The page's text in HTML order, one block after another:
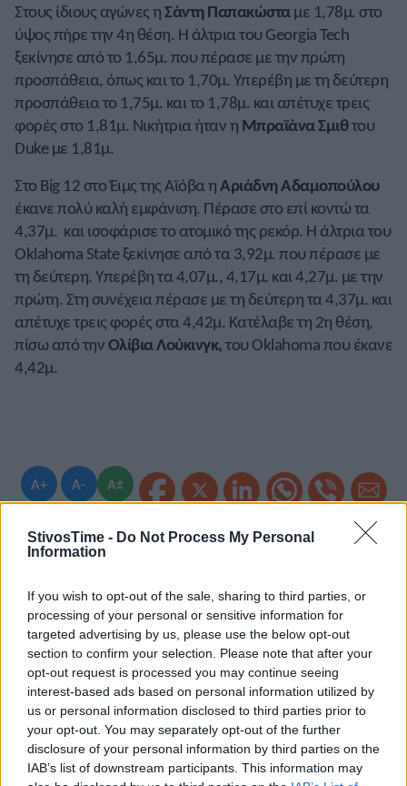
StivosTime - Do Not Process My Personal
Information
If you wish to opt-out of the sale, sharing to third parties, or
processing of your personal or sensitive information for
targeted advertising by us, please use the below opt-out
section to confirm your selection. Please note that after your
opt-out request is processed you may continue seeing
interest-based ads based on personal information utilized by
us or personal information disclosed to third parties prior to
your opt-out. You may separately opt-out of the further
disclosure of your personal information by third parties on the
IAB’s list of downstream participants. This information may
A+ A- A±
Στους ίδιους αγώνες ηΣάντη Παπακώσταμε 1,78μ. στο
ύψος πήρε την 4η θέση. Η άλτρια του Georgia Tech
ξεκίνησε από το 1,65μ. που πέρασε με την πρώτη
προσπάθεια, όπως και το 1,70μ. Υπερέβη με τη δεύτερη
προσπάθεια το 1,75μ. και το 1,78μ. και απέτυχε τρεις
φορές στο 1,81μ. Νικήτρια ήταν η Μπραϊάνα Σμιθτου
Duke με 1,81μ.
Στο Big 12 στο Έιμς της Αϊόβα ηΑριάδνη Αδαμοπούλου
έκανε πολύ καλή εμφάνιση. Πέρασε στο επί κοντώ τα
4,37μ. και ισοφάρισε το ατομικό της ρεκόρ. Η άλτρια του
Oklahoma State ξεκίνησε από τα 3,92μ. που πέρασε με
τη δεύτερη. Υπερέβη τα 4,07μ., 4,17μ. και 4,27μ. με την
πρώτη. Στη συνέχεια πέρασε με τη δεύτερη τα 4,37μ. και
απέτυχε τρεις φορές στα 4,42μ. Κατέλαβε τη 2η θέση,
πίσω από τηνΟλίβια Λούκινγκ,του Oklahoma που έκανε
4,42μ.